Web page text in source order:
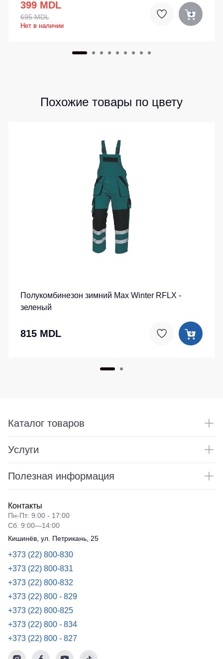
399 MDL
695 MDL
Нет в наличии
Похожие товары по цвету
Полукомбинезон зимний Max Winter RFLX -
зеленый
815 MDL
Каталог товаров
Услуги
Полезная информация
Контакты
Пн-Пт: 9:00 - 17:00
Сб. 9:00—14:00
Кишинёв, ул. Петрикань, 25
+373 (22) 800-830
+373 (22) 800-831
+373 (22) 800-832
+373 (22) 800 - 829
+373 (22) 800-825
+373 (22) 800 - 834
+373 (22) 800 - 827